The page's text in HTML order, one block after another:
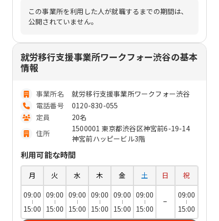
この事業所を利用した人が就職するまでの期間は、
公開されていません。
就労移行支援事業所ワークフォー渋谷の基本
情報
事業所名
就労移行支援事業所ワークフォー渋谷
電話番号
0120-830-055
定員
20名
住所
1500001 東京都渋谷区神宮前6-19-14
神宮前ハッピービル3階
利用可能な時間
月 火 水 木 金 土 日
祝
09:00
15:00
09:00
15:00
09:00
15:00
09:00
15:00
09:00
15:00
09:00
15:00
−
09:00
15:00